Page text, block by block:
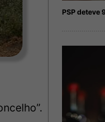
PSP deteve